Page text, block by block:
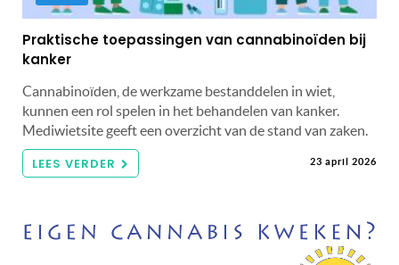
Praktische toepassingen van cannabinoïden bij
kanker
Cannabinoïden, de werkzame bestanddelen in wiet,
kunnen een rol spelen in het behandelen van kanker.
Mediwietsite geeft een overzicht van de stand van zaken.
LEES VERDER 23 april 2026